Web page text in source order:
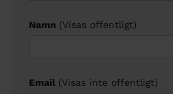
Namn (Visas offentligt)
Email (Visas inte offentligt)